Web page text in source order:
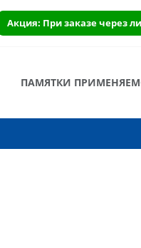
Акция: При заказе через
ПАМЯТКИ